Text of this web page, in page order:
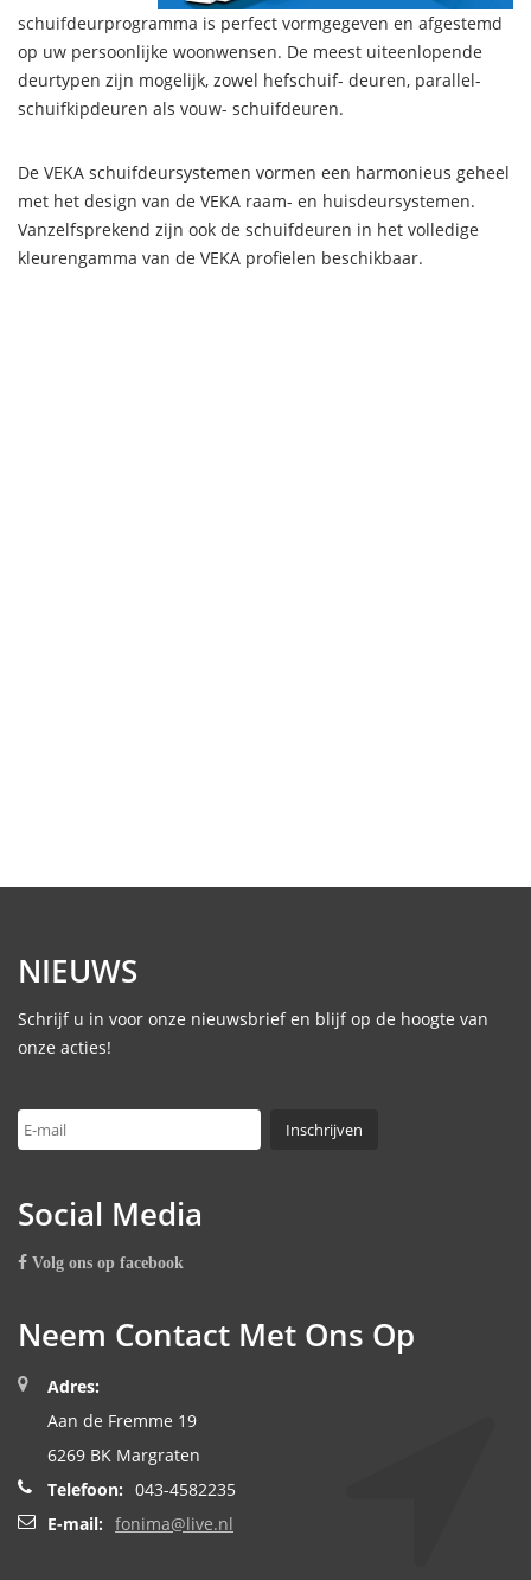
schuifdeurprogramma is perfect vormgegeven en afgestemd
op uw persoonlijke woonwensen. De meest uiteenlopende
deurtypen zijn mogelijk, zowel hefschuif- deuren, parallel-
schuifkipdeuren als vouw- schuifdeuren.
De VEKA schuifdeursystemen vormen een harmonieus geheel
met het design van de VEKA raam- en huisdeursystemen.
Vanzelfsprekend zijn ook de schuifdeuren in het volledige
kleurengamma van de VEKA profielen beschikbaar.
NIEUWS
Schrijf u in voor onze nieuwsbrief en blijf op de hoogte van
onze acties!
Social Media
Volg ons op facebook
Neem Contact Met Ons Op
Adres:
Aan de Fremme 19
6269 BK Margraten
Telefoon: 043-4582235
E-mail: fonima@live.nl